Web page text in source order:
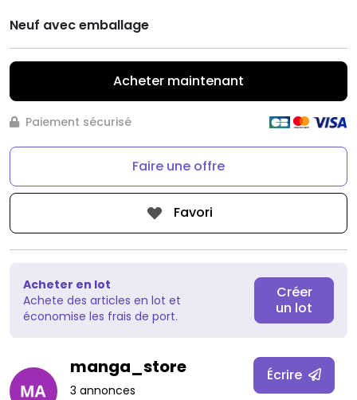
Neuf avec emballage
Acheter maintenant
Paiement sécurisé
Faire une offre
Favori
Acheter en lot
Achete des articles en lot et
économise les frais de port.
Créer
un lot
manga_store
3 annonces
Écrire